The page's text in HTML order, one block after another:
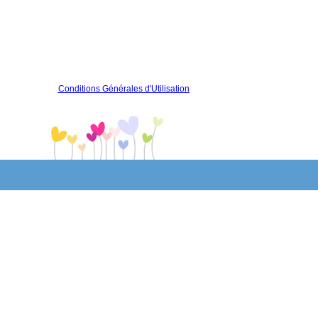
Conditions Générales d'Utilisation